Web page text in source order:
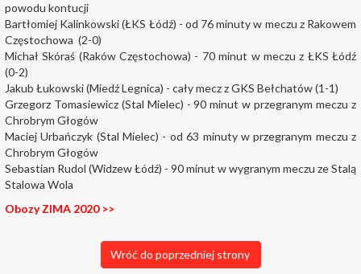
powodu kontucji
Bartłomiej Kalinkowski (ŁKS Łódź) - od 76 minuty w meczu z Rakowem
Częstochowa (2-0)
Michał Skóraś (Raków Częstochowa) - 70 minut w meczu z ŁKS Łódź
(0-2)
Jakub Łukowski (Miedź Legnica) - cały mecz z GKS Bełchatów (1-1)
Grzegorz Tomasiewicz (Stal Mielec) - 90 minut w przegranym meczu z
Chrobrym Głogów
Maciej Urbańczyk (Stal Mielec) - od 63 minuty w przegranym meczu z
Chrobrym Głogów
Sebastian Rudol (Widzew Łódź) - 90 minut w wygranym meczu ze Stalą
Stalowa Wola
Obozy ZIMA 2020 >>
Wróć do poprzedniej strony